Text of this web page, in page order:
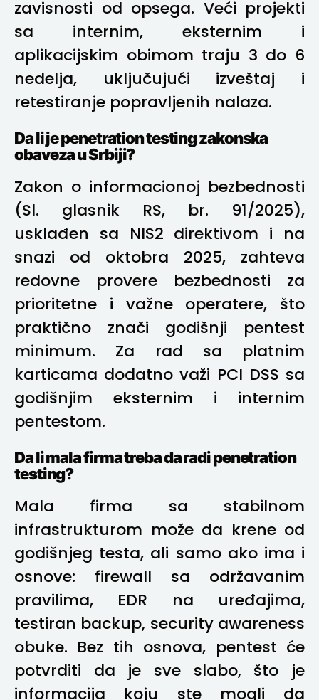
zavisnosti od opsega. Veći projekti
sa internim, eksternim i
aplikacijskim obimom traju 3 do 6
nedelja, uključujući izveštaj i
retestiranje popravljenih nalaza.
Da li je penetration testing zakonska
obaveza u Srbiji?
Zakon o informacionoj bezbednosti
(Sl. glasnik RS, br. 91/2025),
usklađen sa NIS2 direktivom i na
snazi od oktobra 2025, zahteva
redovne provere bezbednosti za
prioritetne i važne operatere, što
praktično znači godišnji pentest
minimum. Za rad sa platnim
karticama dodatno važi PCI DSS sa
godišnjim eksternim i internim
pentestom.
Da li mala firma treba da radi penetration
testing?
Mala firma sa stabilnom
infrastrukturom može da krene od
godišnjeg testa, ali samo ako ima i
osnove: firewall sa održavanim
pravilima, EDR na uređajima,
testiran backup, security awareness
obuke. Bez tih osnova, pentest će
potvrditi da je sve slabo, što je